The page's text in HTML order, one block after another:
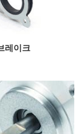
레이크